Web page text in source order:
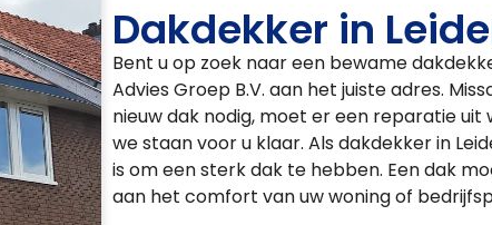
Dakdekker in
Bent u op zoek naar een bewame
Advies Groep B.V. aan het juiste adres.
nieuw dak nodig, moet er een reparatie
we staan voor u klaar. Als dakdekker in
is om een sterk dak te hebben. Een dak
aan het comfort van uw woning of